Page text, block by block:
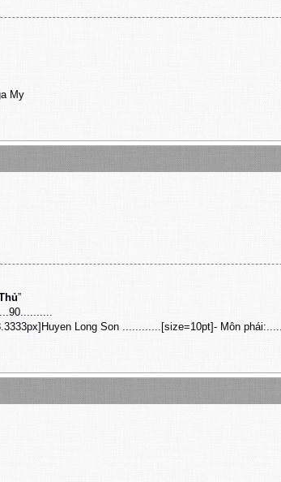
My
”
Long Son ............[size=10pt]- Môn